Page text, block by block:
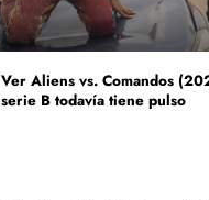
Ver Aliens vs. Comandos
serie B todavía tiene pulso